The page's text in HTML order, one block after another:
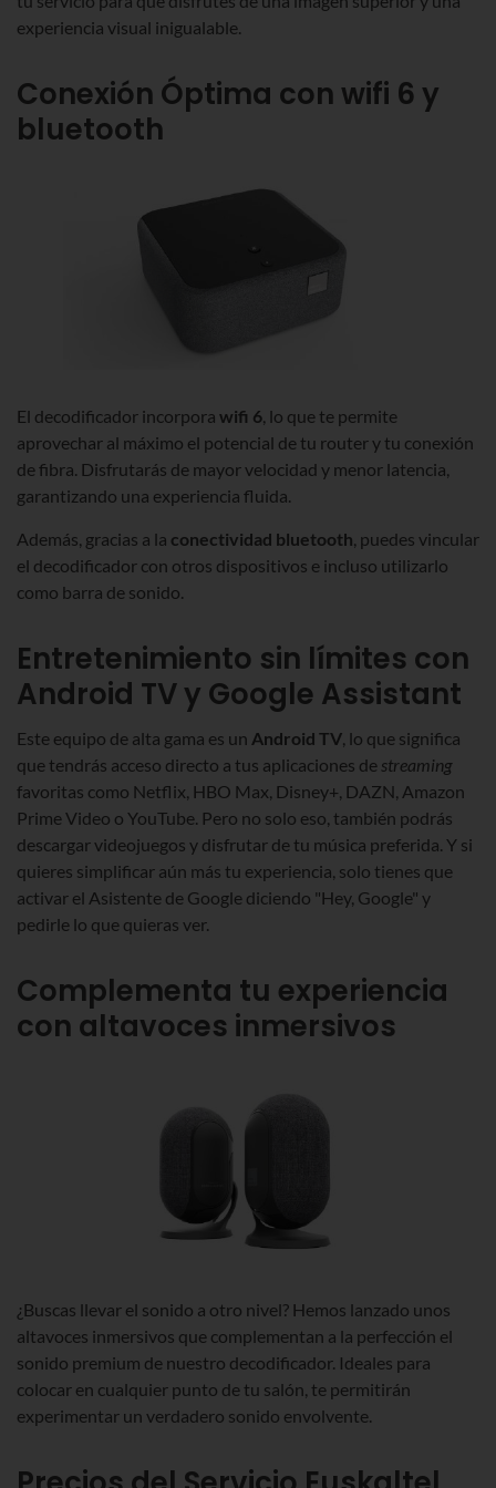
experiencia visual inigualable.
Conexión Óptima con wifi 6 y
bluetooth
El decodificador incorpora wifi 6 , lo que te permite
aprovechar al máximo el potencial de tu router y tu conexión
de fibra. Disfrutarás de mayor velocidad y menor latencia,
garantizando una experiencia fluida.
Además, gracias a la conectividad bluetooth , puedes vincular
el decodificador con otros dispositivos e incluso utilizarlo
como barra de sonido.
Entretenimiento sin límites con
Android TV y Google Assistant
Este equipo de alta gama es un Android TV , lo que significa
que tendrás acceso directo a tus aplicaciones de streaming
favoritas como Netflix, HBO Max, Disney+, DAZN, Amazon
Prime Video o YouTube. Pero no solo eso, también podrás
descargar videojuegos y disfrutar de tu música preferida. Y si
quieres simplificar aún más tu experiencia, solo tienes que
activar el Asistente de Google diciendo "Hey, Google" y
pedirle lo que quieras ver.
Complementa tu experiencia
con altavoces inmersivos
¿Buscas llevar el sonido a otro nivel? Hemos lanzado unos
altavoces inmersivos que complementan a la perfección el
sonido premium de nuestro decodificador. Ideales para
colocar en cualquier punto de tu salón, te permitirán
experimentar un verdadero sonido envolvente.